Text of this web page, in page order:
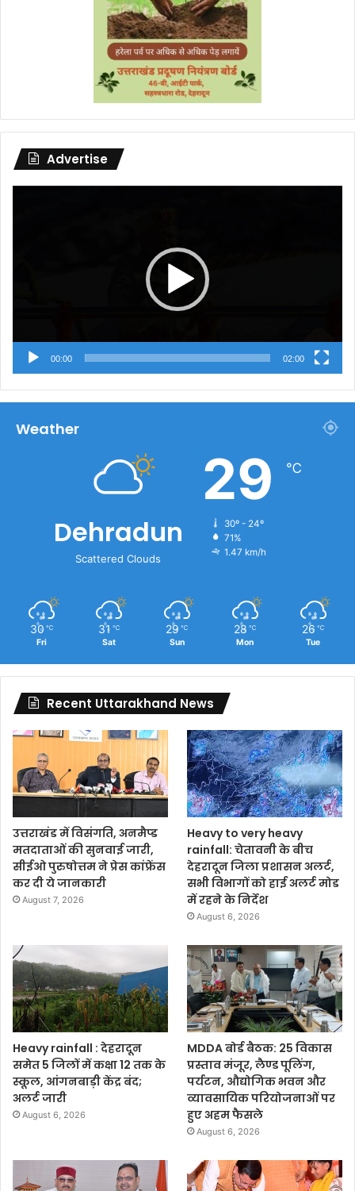
Advertise
00:00 02:00
Weather
Dehradun
Scattered Clouds
29 ℃
30º - 24º
71%
1.47 km/h
30 ℃
Fri
31 ℃
Sat
29 ℃
Sun
28 ℃
Mon
26 ℃
Tue
Recent Uttarakhand News
उत्तराखंड में विसंगति, अनमैप्ड
मतदाताओं की सुनवाई जारी,
सीईओ पुरुषोत्तम ने प्रेस कांफ्रेंस
कर दी ये जानकारी
August 7, 2026
Heavy to very heavy
rainfall: चेतावनी के बीच
देहरादून जिला प्रशासन अलर्ट,
सभी विभागों को हाई अलर्ट मोड
में रहने के निर्देश
August 6, 2026
Heavy rainfall : देहरादून
समेत 5 जिलों में कक्षा 12 तक के
स्कूल, आंगनबाड़ी केंद्र बंद;
अलर्ट जारी
August 6, 2026
MDDA बोर्ड बैठक: 25 विकास
प्रस्ताव मंजूर, लैण्ड पूलिंग,
पर्यटन, औद्योगिक भवन और
व्यावसायिक परियोजनाओं पर
हुए अहम फैसले
August 6, 2026